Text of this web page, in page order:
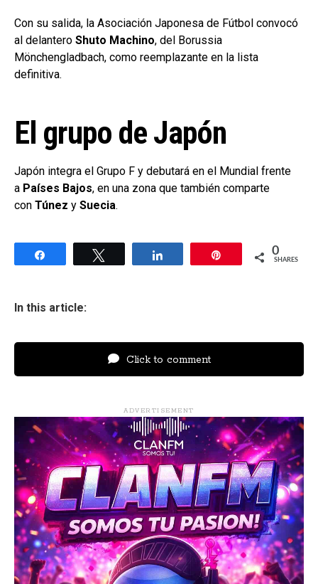
Con su salida, la Asociación Japonesa de Fútbol convocó
al delantero Shuto Machino, del Borussia
Mönchengladbach, como reemplazante en la lista
definitiva.
El grupo de Japón
Japón integra el Grupo F y debutará en el Mundial frente
a Países Bajos, en una zona que también comparte
con Túnez y Suecia.
0
SHARES
In this article:
Click to comment
ADVERTISEMENT